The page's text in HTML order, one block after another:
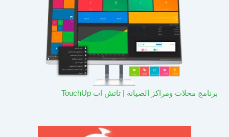
برنامج محلات ومراكز الصيانة | تاتش اب TouchUp